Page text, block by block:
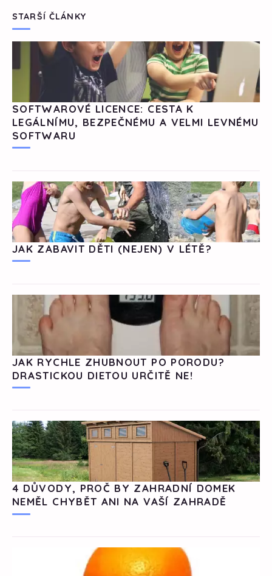
STARŠÍ ČLÁNKY
SOFTWAROVÉ LICENCE: CESTA K
LEGÁLNÍMU, BEZPEČNÉMU A VELMI LEVNÉMU
SOFTWARU
JAK ZABAVIT DĚTI (NEJEN) V LÉTĚ?
JAK RYCHLE ZHUBNOUT PO PORODU?
DRASTICKOU DIETOU URČITĚ NE!
4 DŮVODY, PROČ BY ZAHRADNÍ DOMEK
NEMĚL CHYBĚT ANI NA VAŠÍ ZAHRADĚ